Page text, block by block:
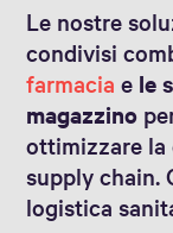
Le nostre
condivisi
farmacia e le
magazzino
ottimizzare
supply chain.
logistica